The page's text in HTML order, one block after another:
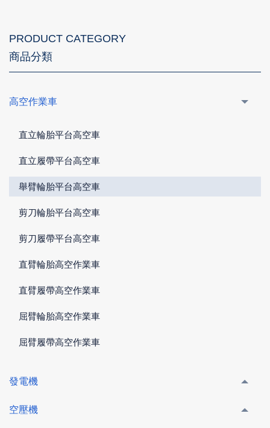
PRODUCT CATEGORY
商品分類
高空作業車
直立輪胎平台高空車
直立履帶平台高空車
舉臂輪胎平台高空車
剪刀輪胎平台高空車
剪刀履帶平台高空車
直臂輪胎高空作業車
直臂履帶高空作業車
屈臂輪胎高空作業車
屈臂履帶高空作業車
發電機
空壓機